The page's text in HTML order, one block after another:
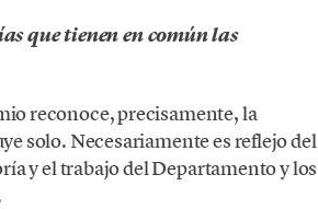
que tienen en común las
reconoce, precisamente, la
solo. Necesariamente es reflejo del
y el trabajo del Departamento y los